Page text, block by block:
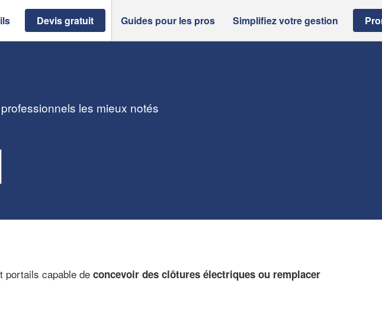
Devis gratuit Guides pour les pros Simplifiez votre gestion
les mieux notés
portails capable de concevoir des clôtures électriques ou remplacer